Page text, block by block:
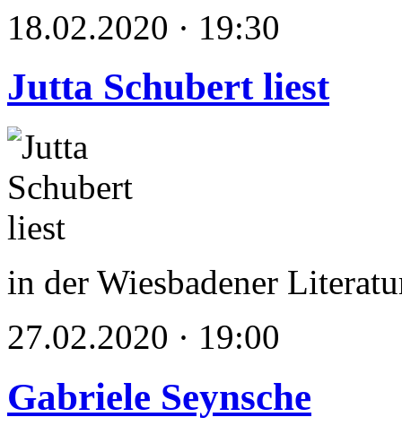
18.02.2020 · 19:30
Jutta Schubert liest
in der Wiesbadener
27.02.2020 · 19:00
Gabriele Seynsche